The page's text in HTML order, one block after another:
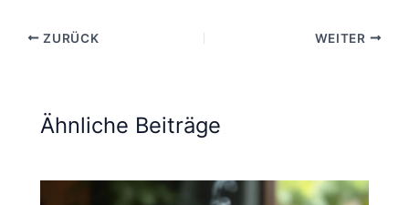
ZURÜCK WEITER
Ähnliche Beiträge